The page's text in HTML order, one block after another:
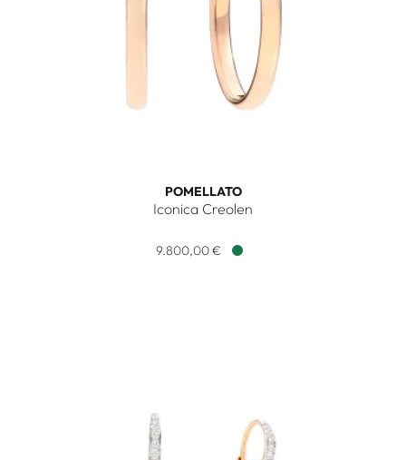
POMELLATO
Iconica Creolen
9.800,00 €